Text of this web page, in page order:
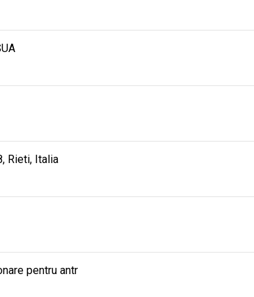
Rieti, Italia
pentru antr